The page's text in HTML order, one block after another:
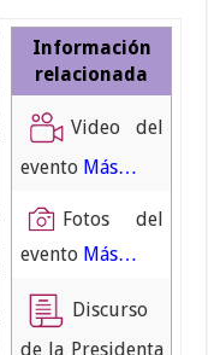
Información
relacionada
Video del
eventoMás…
Fotos del
evento Más…
Discurso
de la Presidenta